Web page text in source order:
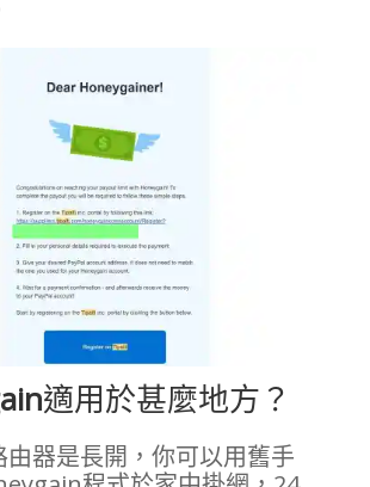
適用於甚麼地方？
由器是長開，你可以用舊手